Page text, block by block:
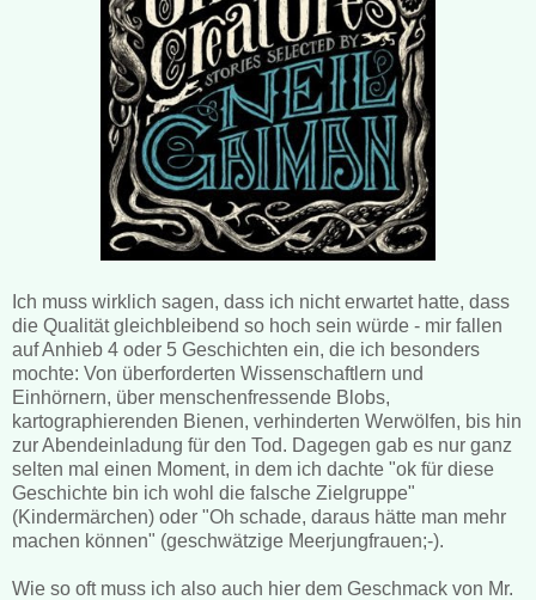
Ich muss wirklich sagen, dass ich nicht erwartet hatte, dass
die Qualität gleichbleibend so hoch sein würde - mir fallen
auf Anhieb 4 oder 5 Geschichten ein, die ich besonders
mochte: Von überforderten Wissenschaftlern und
Einhörnern, über menschenfressende Blobs,
kartographierenden Bienen, verhinderten Werwölfen, bis hin
zur Abendeinladung für den Tod. Dagegen gab es nur ganz
selten mal einen Moment, in dem ich dachte "ok für diese
Geschichte bin ich wohl die falsche Zielgruppe"
(Kindermärchen) oder "Oh schade, daraus hätte man mehr
machen können" (geschwätzige Meerjungfrauen;-).
Wie so oft muss ich also auch hier dem Geschmack von Mr.